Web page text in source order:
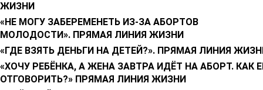
ЖИЗНИ
«НЕ МОГУ ЗАБЕРЕМЕНЕТЬ ИЗ-ЗА АБОРТОВ
МОЛОДОСТИ». ПРЯМАЯ ЛИНИЯ ЖИЗНИ
«ГДЕ ВЗЯТЬ ДЕНЬГИ НА ДЕТЕЙ?». ПРЯМАЯ ЛИНИЯ
«ХОЧУ РЕБЁНКА, А ЖЕНА ЗАВТРА ИДЁТ НА АБОРТ. КАК
ОТГОВОРИТЬ?» ПРЯМАЯ ЛИНИЯ ЖИЗНИ